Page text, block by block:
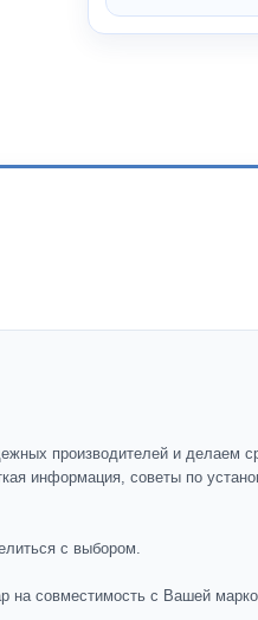
производителей и делаем
информация, советы по
с выбором.
на совместимость с Вашей